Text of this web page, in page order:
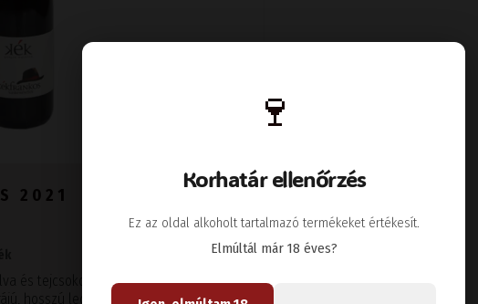
2021
és tejcsokoládé illata, ásványos-
hosszú lecsengésű bor
🍷
Korhatár ellenőrzés
Ez az oldal alkoholt tartalmazó termékeket értékesít.
Elmúltál már 18 éves?